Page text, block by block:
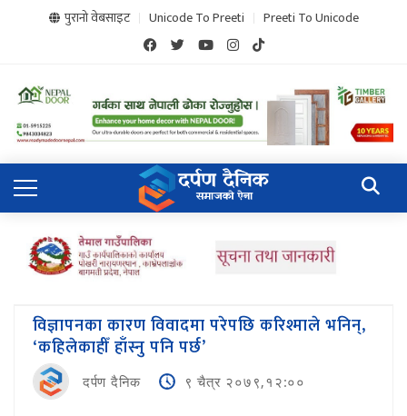
पुरानो वेबसाइट Unicode To Preeti Preeti To Unicode
विज्ञापनका कारण विवादमा परेपछि करिश्माले भनिन्,
‘कहिलेकाहीँ हाँस्नु पनि पर्छ’
दर्पण दैनिक ९ चैत्र २०७९,१२:००